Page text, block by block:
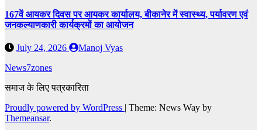
167वें आयकर दिवस पर आयकर कार्यालय, बीकानेर में स्वास्थ्य, पर्यावरण एवं
जनकल्याणकारी कार्यक्रमों का आयोजन
July 24, 2026
Manoj Vyas
News7zones
समाज के लिए पत्रकारिता
Proudly powered by WordPress | Theme: News Way by
Themeansar.